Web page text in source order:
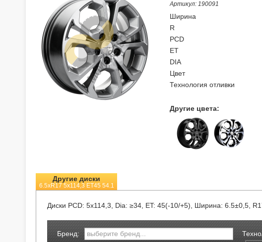
Артикул: 190091
Ширина
R
PCD
ET
DIA
Цвет
Технология отливки
Другие цвета:
Другие диски
6.5xR17 5x114,3 ET45 54.1
Диски PCD: 5x114,3, Dia: ≥34, ET: 45(-10/+5), Ширина: 6.5±0,5,
Бренд: